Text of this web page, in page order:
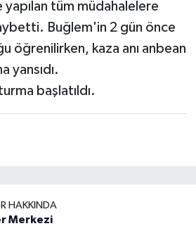
yapılan tüm müdahalelere
Buğlem'in 2 gün önce
öğrenilirken, kaza anı anbean
yansıdı.
başlatıldı.
HAKKINDA
Merkezi